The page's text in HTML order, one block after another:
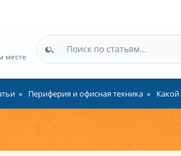
месте
Периферия и офисная техника